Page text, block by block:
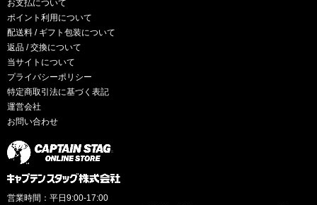
お支払について
ポイント利用について
配送料 / ギフト包装について
返品 / 交換について
当サイトについて
プライバシーポリシー
特定商取引法に基づく表記
運営会社
お問い合わせ
営業時間：平日9:00-17:00